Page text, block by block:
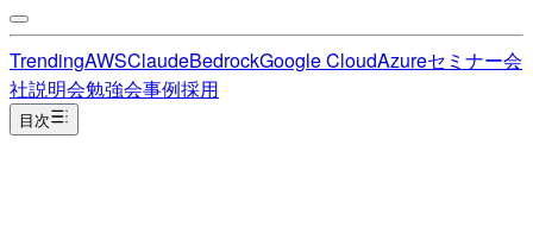
TrendingAWSClaudeBedrockGoogle CloudAzureセミナー会
社説明会勉強会事例採用
目次